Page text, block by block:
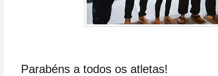
Parabéns a todos os atletas!